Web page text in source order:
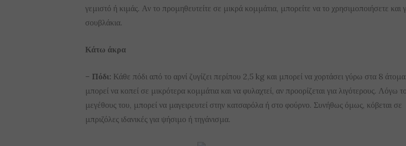
γεμιστό ή κιμάς. Αν το προμηθευτείτε σε μικρά κομμάτια, μπορείτε να το χρησιμοποιήσετε και
σουβλάκια.
Κάτω άκρα
– Πόδι: Κάθε πόδι από το αρνί ζυγίζει περίπου 2,5 kg και μπορεί να χορτάσει γύρω στα 8
μπορεί να κοπεί σε μικρότερα κομμάτια και να φυλαχτεί, αν προορίζεται για λιγότερους. Λόγω
μεγέθους του, μπορεί να μαγειρευτεί στην κατσαρόλα ή στο φούρνο. Συνήθως όμως, κόβεται σε
μπριζόλες ιδανικές για ψήσιμο ή τηγάνισμα.